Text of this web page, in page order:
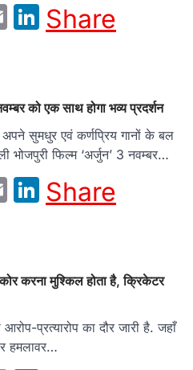
EmailLinkedIn
Share
को एक साथ होगा भव्‍य प्रदर्शन
सुमधुर एवं कर्णप्रिय गानों के बल
भोजपुरी फिल्‍म ‘अर्जुन’ 3 नवम्‍बर…
EmailLinkedIn
Share
करना मुश्किल होता है, क्रिकेटर
प्रत्यारोप का दौर जारी है. जहाँ
हमलावर…